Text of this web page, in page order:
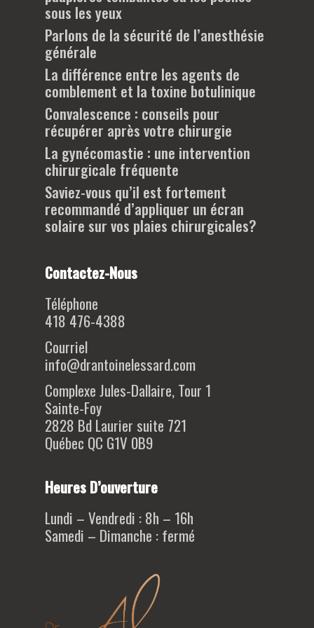
sous les yeux
Parlons de la sécurité de l’anesthésie
générale
La différence entre les agents de
comblement et la toxine botulinique
Convalescence : conseils pour
récupérer après votre chirurgie
La gynécomastie : une intervention
chirurgicale fréquente
Saviez-vous qu’il est fortement
recommandé d’appliquer un écran
solaire sur vos plaies chirurgicales?
Contactez-Nous
Téléphone
418 476-4388
Courriel
info@drantoinelessard.com
Complexe Jules-Dallaire, Tour 1
Sainte-Foy
2828 Bd Laurier suite 721
Québec QC G1V 0B9
Heures D’ouverture
Lundi – Vendredi : 8h – 16h
Samedi – Dimanche : fermé